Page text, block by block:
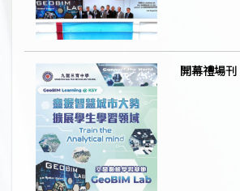
開幕禮場刊